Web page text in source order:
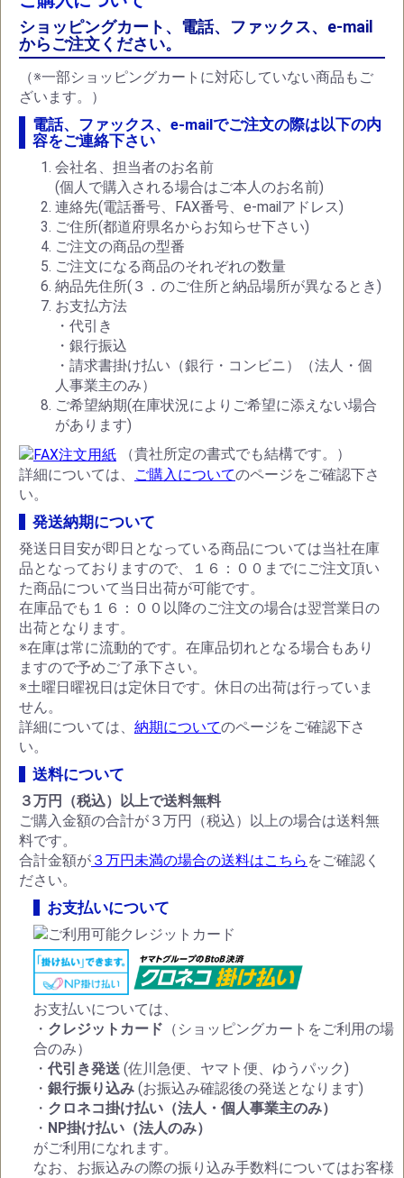
ショッピングカート、電話、ファックス、e-mail
からご注文ください。
（※一部ショッピングカートに対応していない商品もご
ざいます。）
電話、ファックス、e-mailでご注文の際は以下の内
容をご連絡下さい
会社名、担当者のお名前
(個人で購入される場合はご本人のお名前)
連絡先(電話番号、FAX番号、e-mailアドレス)
ご住所(都道府県名からお知らせ下さい)
ご注文の商品の型番
ご注文になる商品のそれぞれの数量
納品先住所(３．のご住所と納品場所が異なるとき)
お支払方法
・代引き
・銀行振込
・請求書掛け払い（銀行・コンビニ）（法人・個
人事業主のみ）
ご希望納期(在庫状況によりご希望に添えない場合
があります)
（貴社所定の書式でも結構です。）
詳細については、
ご購入についてのページをご確認下さ
い。
発送納期について
発送日目安が即日となっている商品については当社在庫
品となっておりますので、１６：００までにご注文頂い
た商品について当日出荷が可能です。
在庫品でも１６：００以降のご注文の場合は翌営業日の
出荷となります。
※在庫は常に流動的です。在庫品切れとなる場合もあり
ますので予めご了承下さい。
※土曜日曜祝日は定休日です。休日の出荷は行っていま
せん。
詳細については、 納期についてのページをご確認下さ
い。
送料について
３万円（税込）以上で送料無料
ご購入金額の合計が３万円（税込）以上の場合は送料無
料です。
合計金額が ３万円未満の場合の送料はこちら をご確認く
ださい。
お支払いについて
お支払いについては、
・ クレジットカード （ショッピングカートをご利用の場
合のみ）
・代引き発送 (佐川急便、ヤマト便、ゆうパック)
・銀行振り込み (お振込み確認後の発送となります)
・ クロネコ掛け払い（法人・個人事業主のみ）
・ NP掛け払い（法人のみ）
がご利用になれます。
なお、お振込みの際の振り込み手数料についてはお客様